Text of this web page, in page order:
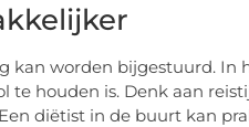
kan worden bijgestuurd. In
te houden is. Denk aan
diëtist in de buurt kan